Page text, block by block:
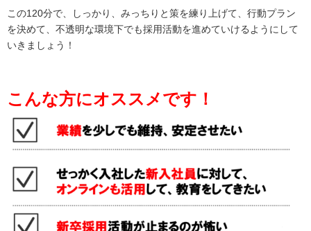
この120分で、しっかり、みっちりと策を練り上げて、行動プラン
を決めて、不透明な環境下でも採用活動を進めていけるようにして
いきましょう！
こんな方にオススメです！